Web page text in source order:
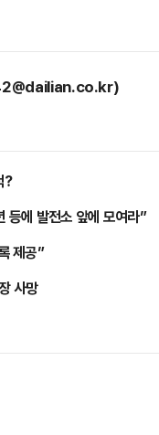
?
등에 발전소 앞에 모여라”
제공”
사망